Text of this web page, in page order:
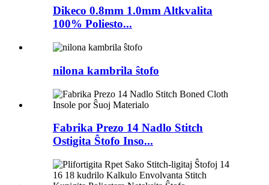
Dikeco 0.8mm 1.0mm Altkvalita
100% Poliesto...
nilona kambrila ŝtofo
Fabrika Prezo 14 Nadlo Stitch
Ostigita Ŝtofo Inso...